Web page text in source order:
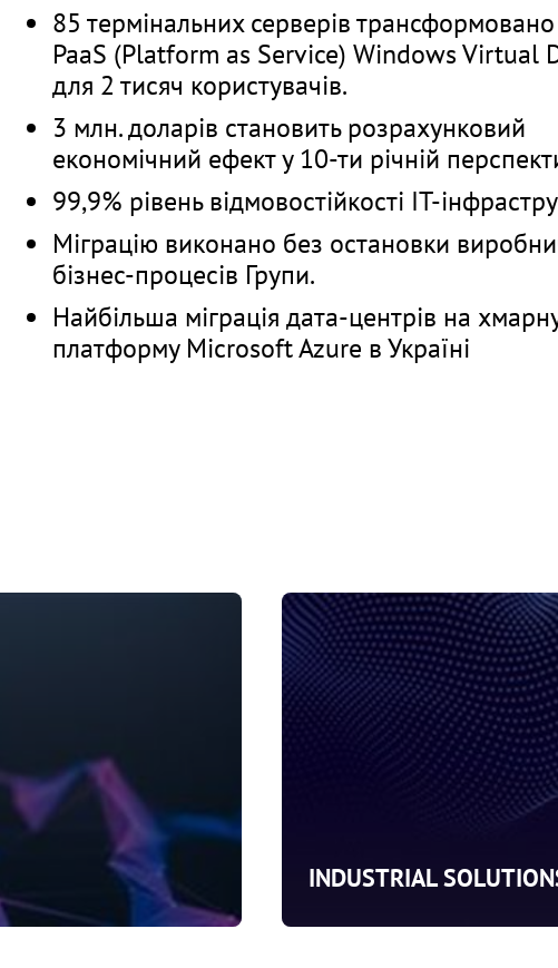
85 термінальних серверів
PaaS (Platform as Service) Windows Virtual
для 2 тисяч користувачів.
3 млн. доларів становить розрахунковий
економічний ефект у 10-ти річній
99,9% рівень відмовостійкості IT-
Міграцію виконано без остановки
бізнес-процесів Групи.
Найбільша міграція дата-центрів на
платформу Microsoft Azure в Україні
INDUSTRIAL